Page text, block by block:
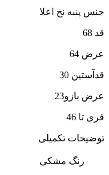
جنس پنبه نخ اعلا
قد 68
عرض 64
قدآستین 30
عرض بازو23
فری تا 46
توضیحات تکمیلی
رنگ مشکی